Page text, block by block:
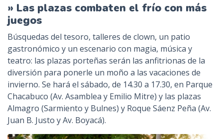
» Las plazas combaten el frío con más
juegos
Búsquedas del tesoro, talleres de clown, un patio
gastronómico y un escenario con magia, música y
teatro: las plazas porteñas serán las anfitrionas de la
diversión para ponerle un moño a las vacaciones de
invierno. Se hará el sábado, de 14.30 a 17.30, en Parque
Chacabuco (Av. Asamblea y Emilio Mitre) y las plazas
Almagro (Sarmiento y Bulnes) y Roque Sáenz Peña (Av.
Juan B. Justo y Av. Boyacá).